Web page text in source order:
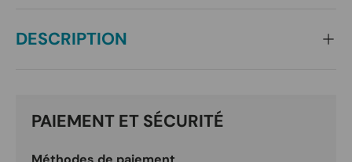
DESCRIPTION
PAIEMENT ET SÉCURITÉ